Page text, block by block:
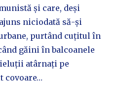
și care, deși
niciodată să-și
purtând cuțitul în
găini în balcoanele
atârnați pe
covoare…